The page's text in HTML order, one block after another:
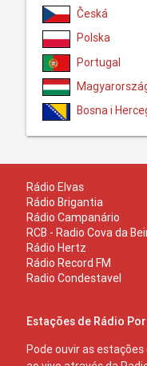
Česká
Polska
Portugal
Bosna i
Rádio Elvas
Rádio Brigantia
Rádio Campanário
RCB - Radio Cova da
Rádio Hertz
Rádio Record FM
Radio Condestavel
Estações de Rádio
Pode ouvir as